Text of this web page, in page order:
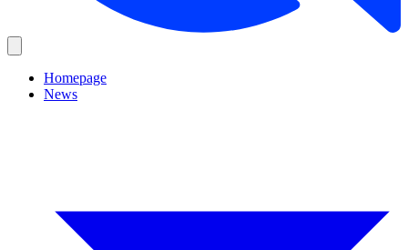
Homepage
News